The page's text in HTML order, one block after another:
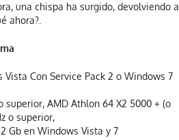
una chispa ha surgido, devolviendo a
ahora?.
Con Service Pack 2 o Windows 7
superior, AMD Athlon 64 X2 5000 + (o
o superior,
Gb en Windows Vista y 7